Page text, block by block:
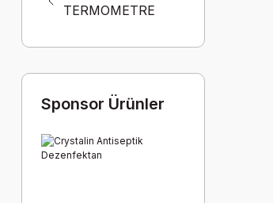
TERMOMETRE
Sponsor Ürünler